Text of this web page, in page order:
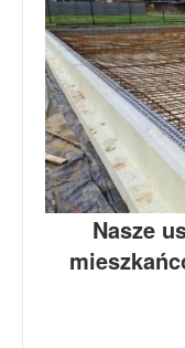
Nasze